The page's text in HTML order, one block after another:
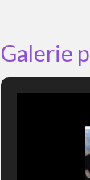
Galerie